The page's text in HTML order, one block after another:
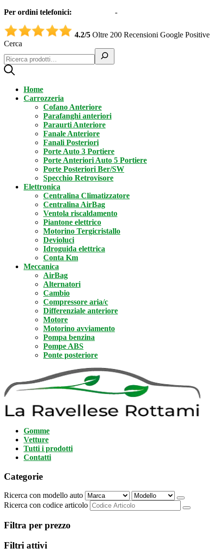
Per ordini telefonici: -
4.2/5 Oltre 200 Recensioni Google Positive
Cerca
Home
Carrozzeria
Cofano Anteriore
Parafanghi anteriori
Paraurti Anteriore
Fanale Anteriore
Fanali Posteriori
Porte Auto 3 Portiere
Porte Anteriori Auto 5 Portiere
Porte Posteriori Ber/SW
Specchio Retrovisore
Elettronica
Centralina Climatizzatore
Centralina AirBag
Ventola riscaldamento
Piantone elettrico
Motorino Tergicristallo
Devioluci
Idroguida elettrica
Conta Km
Meccanica
AirBag
Alternatori
Cambio
Compressore aria/c
Differenziale anteriore
Motore
Motorino avviamento
Pompa benzina
Pompe ABS
Ponte posteriore
Gomme
Vetture
Tutti i prodotti
Contatti
Categorie
Ricerca con modello auto
Ricerca con codice articolo
Filtra per prezzo
Filtri attivi